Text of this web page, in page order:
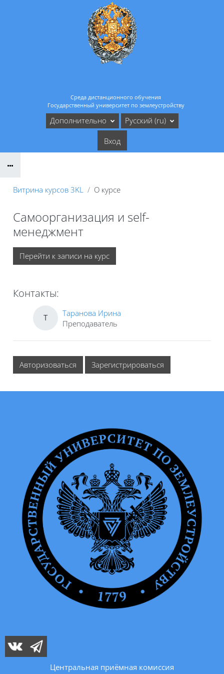
Перейти к основному содержанию
Среда дистанционного обучения
Государственный университет по землеустройству
Дополнительно Русский ‎(ru)‎
Вход
Витрина курсов 3KL О курсе
Самоорганизация и self-
менеджмент
Перейти к записи на курс
Контакты:
Т
Таранова Ирина
Преподаватель
Авторизоваться Зарегистрироваться
Центральная приёмная комиссия